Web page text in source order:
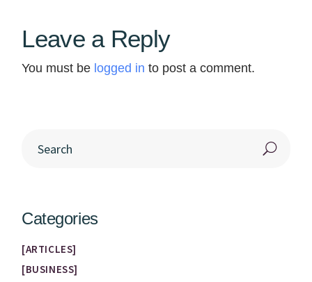
Leave a Reply
You must be logged in to post a comment.
Categories
ARTICLES
BUSINESS